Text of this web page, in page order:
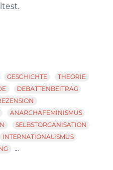
GESCHICHTE
THEORIE
DEBATTENBEITRAG
ANARCHAFEMINISMUS
SELBSTORGANISATION
INTERNATIONALISMUS
...